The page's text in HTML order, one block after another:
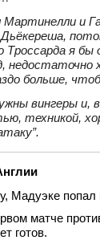
Мартинелли и
Троссарда я
недостаточно
больше,
вингеры и,
техникой,
Мадуэке
матче
готов.